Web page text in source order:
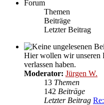
Forum
Themen
Beiträge
Letzter Beitrag
Hier wollen wir unseren
verlassen haben.
Moderator: Jürgen W.
13 Themen
142 Beiträge
Letzter Beitrag